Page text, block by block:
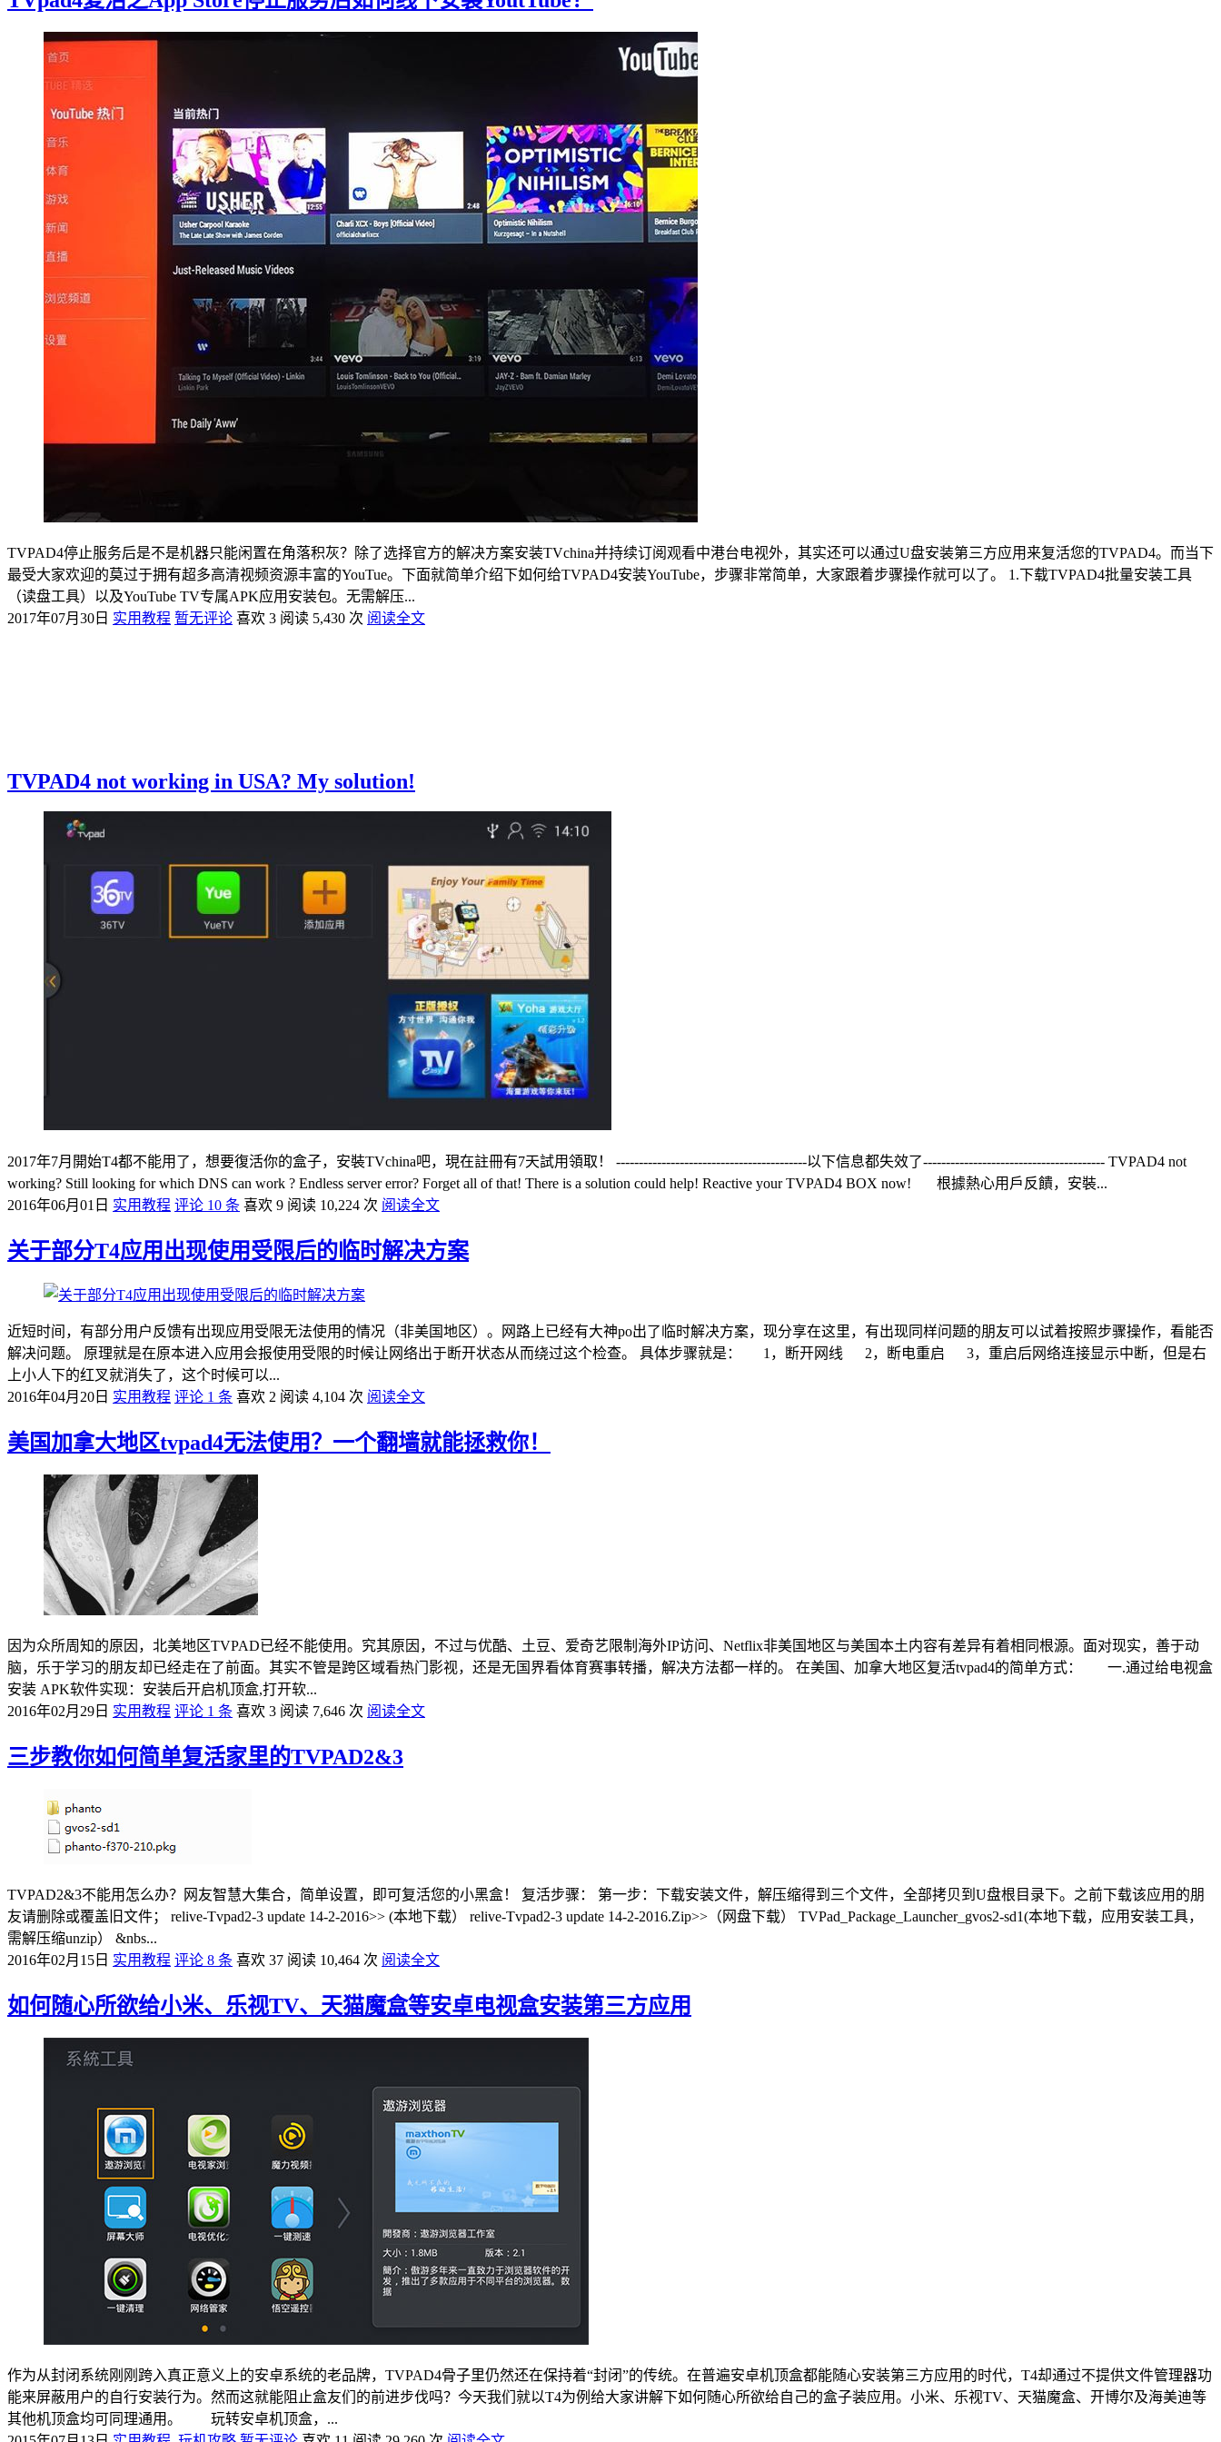
TVPAD4停止服务后是不是机器只能闲置在角落积灰？除了选择官方的解决方案安装TVchina并持续订阅观看中港台电视外，其实还可以通过U盘安装第三方应用来复活您的TVPAD4。而当下
最受大家欢迎的莫过于拥有超多高清视频资源丰富的YouTue。下面就简单介绍下如何给TVPAD4安装YouTube，步骤非常简单，大家跟着步骤操作就可以了。 1.下载TVPAD4批量安装工具
（读盘工具）以及YouTube TV专属APK应用安装包。无需解压...
2017年07月30日 实用教程 暂无评论 喜欢 3 阅读 5,430 次 阅读全文
TVPAD4 not working in USA? My solution!
2017年7月開始T4都不能用了，想要復活你的盒子，安裝TVchina吧，現在註冊有7天試用領取！ ------------------------------------------以下信息都失效了---------------------------------------- TVPAD4 not
working? Still looking for which DNS can work ? Endless server error? Forget all of that! There is a solution could help! Reactive your TVPAD4 BOX now! 根據熱心用戶反饋，安裝...
2016年06月01日 实用教程 评论 10 条 喜欢 9 阅读 10,224 次 阅读全文
关于部分T4应用出现使用受限后的临时解决方案
近短时间，有部分用户反馈有出现应用受限无法使用的情况（非美国地区）。网路上已经有大神po出了临时解决方案，现分享在这里，有出现同样问题的朋友可以试着按照步骤操作，看能否
解决问题。 原理就是在原本进入应用会报使用受限的时候让网络出于断开状态从而绕过这个检查。 具体步骤就是： 1，断开网线 2，断电重启 3，重启后网络连接显示中断，但是右
上小人下的红叉就消失了，这个时候可以...
2016年04月20日 实用教程 评论 1 条 喜欢 2 阅读 4,104 次 阅读全文
美国加拿大地区tvpad4无法使用？一个翻墙就能拯救你！
因为众所周知的原因，北美地区TVPAD已经不能使用。究其原因，不过与优酷、土豆、爱奇艺限制海外IP访问、Netflix非美国地区与美国本土内容有差异有着相同根源。面对现实，善于动
脑，乐于学习的朋友却已经走在了前面。其实不管是跨区域看热门影视，还是无国界看体育赛事转播，解决方法都一样的。 在美国、加拿大地区复活tvpad4的简单方式： 一.通过给电视盒
安装 APK软件实现：安装后开启机顶盒,打开软...
2016年02月29日 实用教程 评论 1 条 喜欢 3 阅读 7,646 次 阅读全文
三步教你如何简单复活家里的TVPAD2&3
TVPAD2&3不能用怎么办？网友智慧大集合，简单设置，即可复活您的小黑盒！ 复活步骤： 第一步：下载安装文件，解压缩得到三个文件，全部拷贝到U盘根目录下。之前下载该应用的朋
友请删除或覆盖旧文件； relive-Tvpad2-3 update 14-2-2016>> (本地下载） relive-Tvpad2-3 update 14-2-2016.Zip>>（网盘下载） TVPad_Package_Launcher_gvos2-sd1(本地下载，应用安装工具，
需解压缩unzip） &nbs...
2016年02月15日 实用教程 评论 8 条 喜欢 37 阅读 10,464 次 阅读全文
如何随心所欲给小米、乐视TV、天猫魔盒等安卓电视盒安装第三方应用
作为从封闭系统刚刚跨入真正意义上的安卓系统的老品牌，TVPAD4骨子里仍然还在保持着“封闭”的传统。在普遍安卓机顶盒都能随心安装第三方应用的时代，T4却通过不提供文件管理器功
能来屏蔽用户的自行安装行为。然而这就能阻止盒友们的前进步伐吗？今天我们就以T4为例给大家讲解下如何随心所欲给自己的盒子装应用。小米、乐视TV、天猫魔盒、开博尔及海美迪等
其他机顶盒均可同理通用。 玩转安卓机顶盒，...